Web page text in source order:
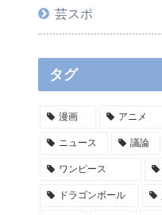
芸スポ
タグ
漫画 アニメ
ニュース 議論
ワンピース
ドラゴンボール